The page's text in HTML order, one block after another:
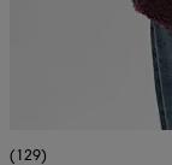
(129)